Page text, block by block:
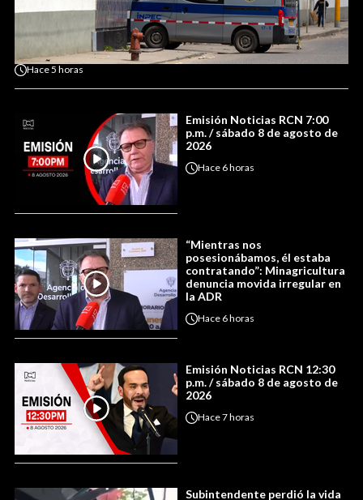
Hace5 horas
Emisión Noticias RCN 7:00
p.m. / sábado 8 de agosto de
2026
Hace 6 horas
“Mientras nos
posesionábamos, él estaba
contratando”: Minagricultura
denuncia movida irregular en
la ADR
Hace 6 horas
Emisión Noticias RCN 12:30
p.m. / sábado 8 de agosto de
2026
Hace7 horas
Subintendente perdió la vida